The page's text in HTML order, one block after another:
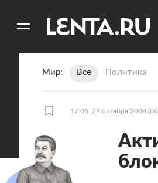
Мир Все Политика
17:06, 29 октября 2008